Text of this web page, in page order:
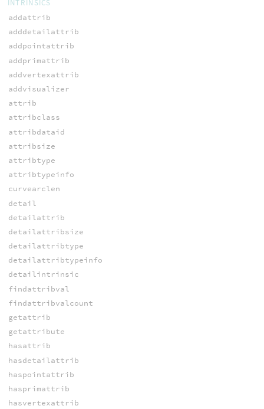
INTRINSICS
addattrib
adddetailattrib
addpointattrib
addprimattrib
addvertexattrib
addvisualizer
attrib
attribclass
attribdataid
attribsize
attribtype
attribtypeinfo
curvearclen
detail
detailattrib
detailattribsize
detailattribtype
detailattribtypeinfo
detailintrinsic
findattribval
findattribvalcount
getattrib
getattribute
hasattrib
hasdetailattrib
haspointattrib
hasprimattrib
hasvertexattrib